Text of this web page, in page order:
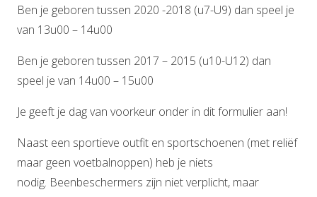
Ben je geboren tussen 2020 -2018 (u7-U9) dan speel je
van 13u00 – 14u00
Ben je geboren tussen 2017 – 2015 (u10-U12) dan
speel je van 14u00 – 15u00
Je geeft je dag van voorkeur onder in dit formulier aan!
Naast een sportieve outfit en sportschoenen (met reliëf
maar geen voetbalnoppen) heb je niets
nodig. Beenbeschermers zijn niet verplicht, maar